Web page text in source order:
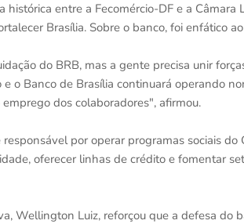
histórica entre a Fecomércio-DF e a
Brasília. Sobre o banco, foi enfático
do BRB, mas a gente precisa unir
o Banco de Brasília continuará operando
dos colaboradores", afirmou.
por operar programas sociais
oferecer linhas de crédito e fomentar
Wellington Luiz, reforçou que a defesa do